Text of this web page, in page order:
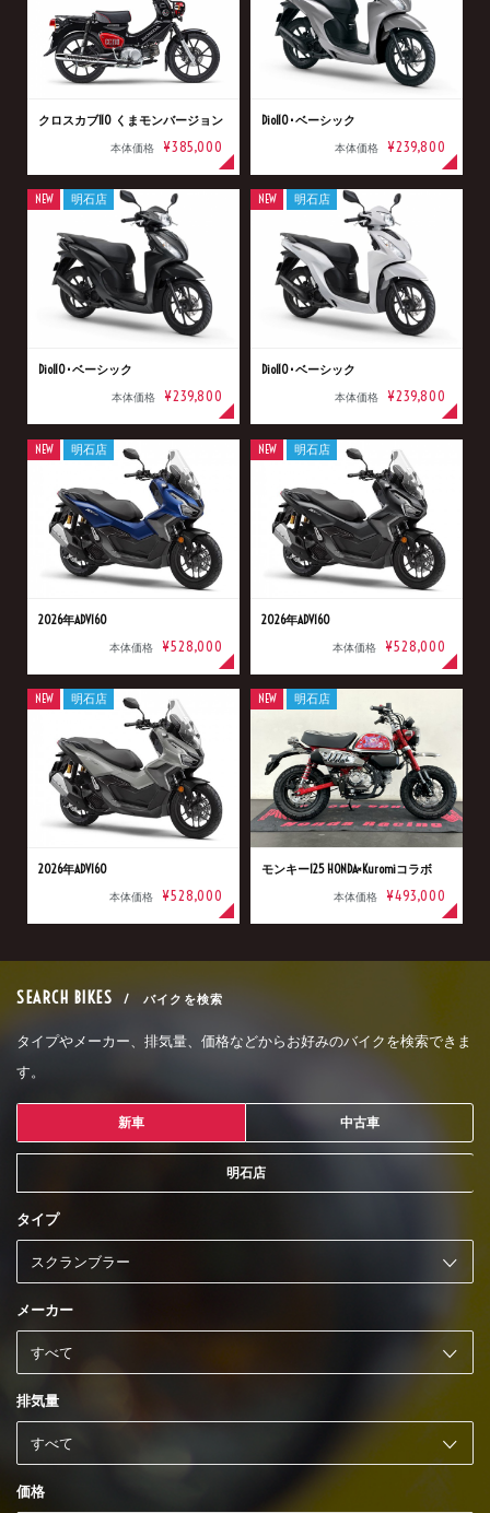
クロスカブ110 くまモンバージョン
本体価格 ¥385,000
Dio110･ベーシック
本体価格 ¥239,800
Dio110･ベーシック
本体価格 ¥239,800
NEW 明石店
Dio110･ベーシック
本体価格 ¥239,800
NEW 明石店
2026年ADV160
本体価格 ¥528,000
NEW 明石店
2026年ADV160
本体価格 ¥528,000
NEW 明石店
2026年ADV160
本体価格 ¥528,000
NEW 明石店
モンキー125 HONDA×Kuromiコラボ
本体価格 ¥493,000
NEW 明石店
SEARCH BIKES / バイクを検索
タイプやメーカー、排気量、価格などからお好みのバイクを検索できま
す。
新車 中古車
明石店
タイプ
メーカー
排気量
価格